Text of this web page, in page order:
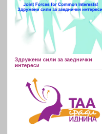
Здружени сили за заеднички
интереси